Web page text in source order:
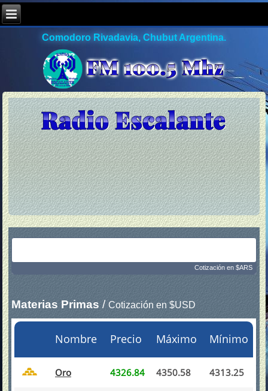
Comodoro Rivadavia, Chubut Argentina.
Cotización en $ARS
Materias Primas/ Cotización en $USD